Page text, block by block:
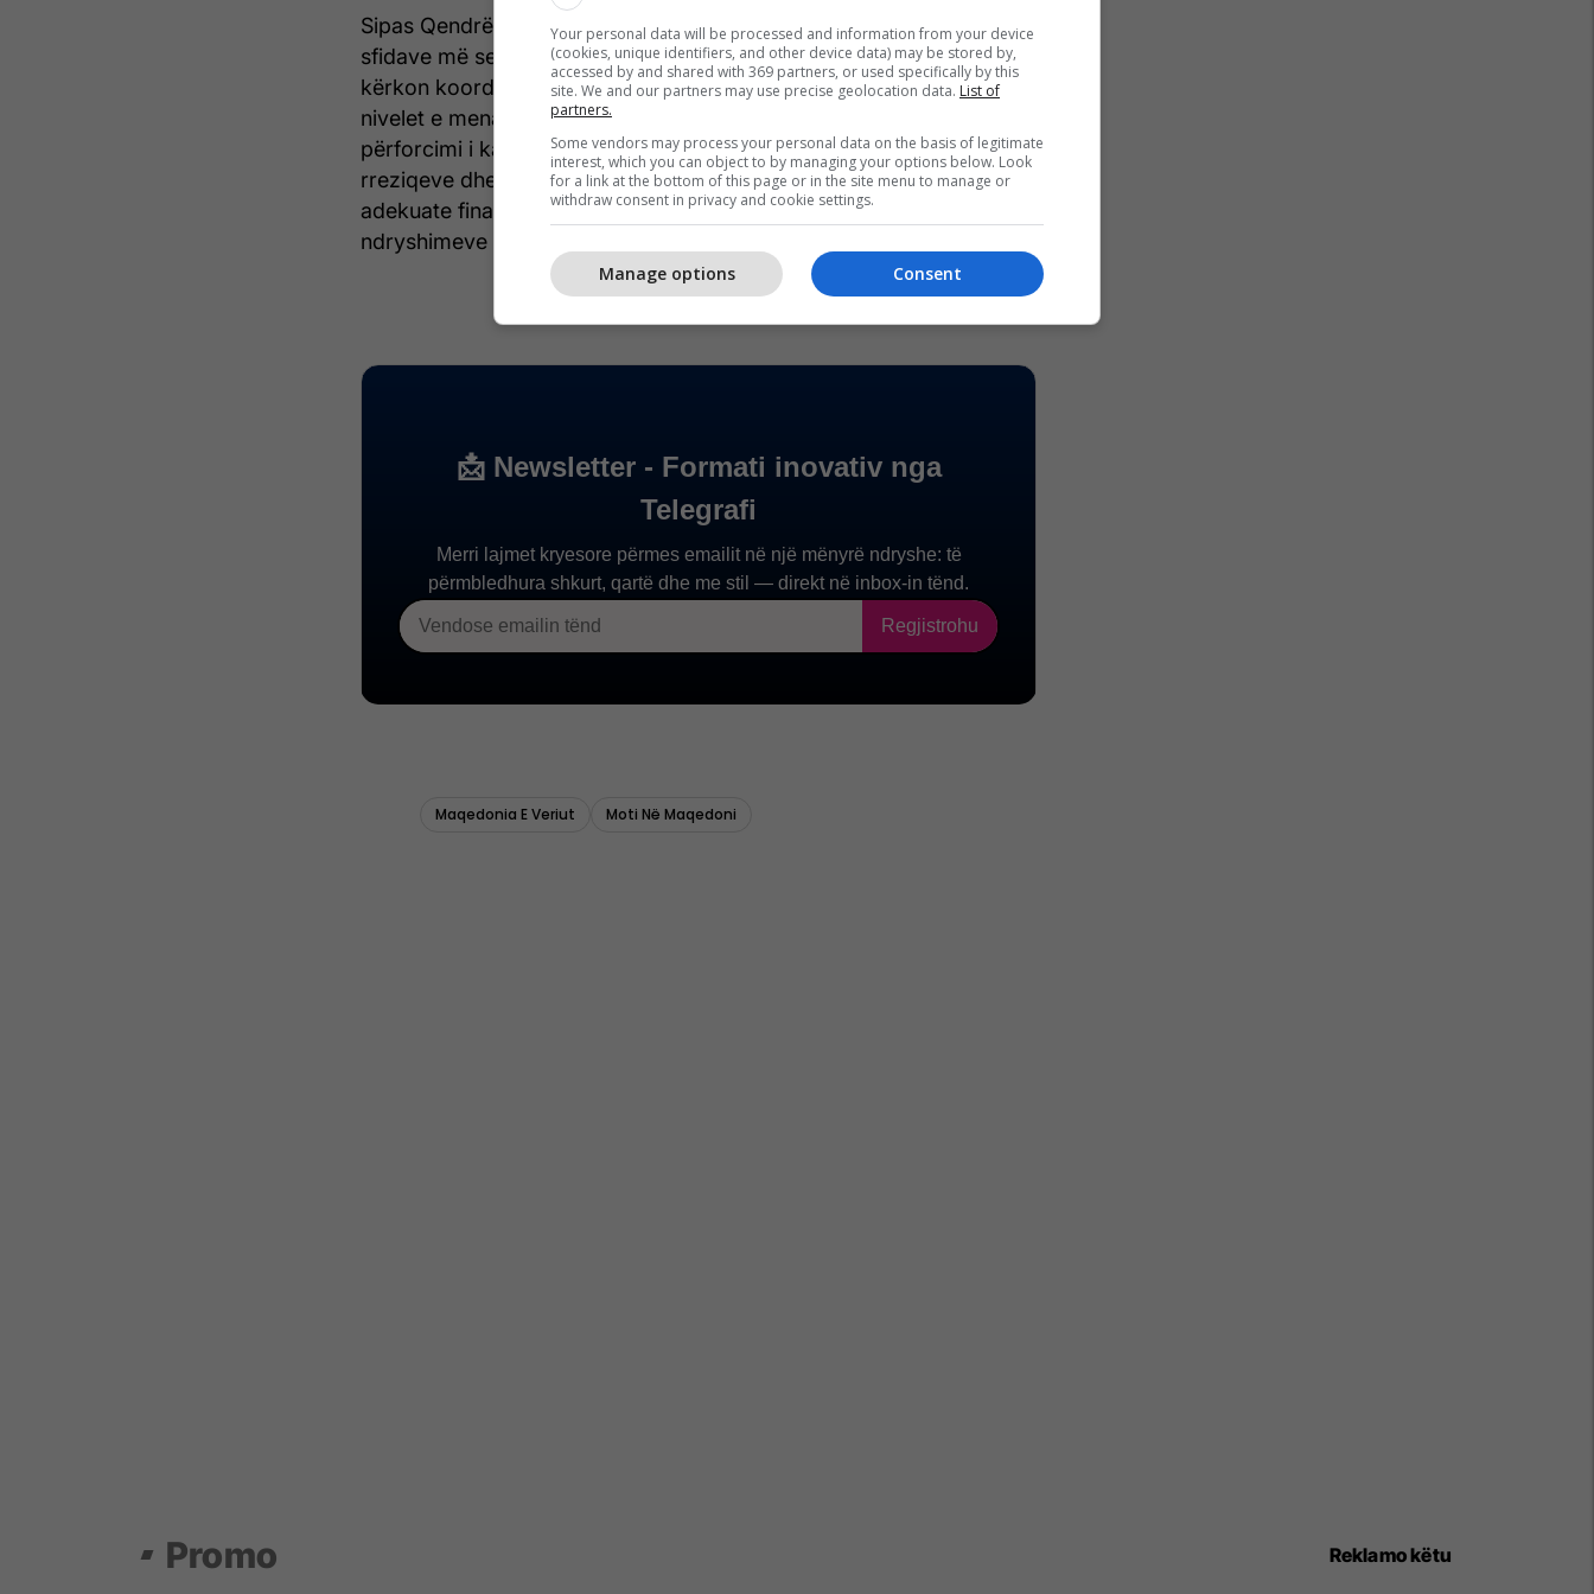
Sipas Qendrës për ndryshime klimatike, thatësia mbetet një prej
sfidave më serioze të ndryshimeve bashkëkohore klimatike, që
kërkon koordinim, përgjigje të saktë dhe të integruar në të gjitha
nivelet e menaxhimit. Në atë drejtim, është i domosdoshëm
përforcimi i kapaciteteve institucionale dhe lokale për vlerësim të
rreziqeve dhe planifikimit strategjik, si dhe sigurimit të mjeteve
adekuate financiare për zbatim të masave të adaptimit ndaj
ndryshimeve klimatike, thonë nga atje.
Your personal data will be processed and information from your device
(cookies, unique identifiers, and other device data) may be stored by,
accessed by and shared with 369 partners, or used specifically by this
site. We and our partners may use precise geolocation data. List of
partners.
Some vendors may process your personal data on the basis of legitimate
interest, which you can object to by managing your options below. Look
for a link at the bottom of this page or in the site menu to manage or
withdraw consent in privacy and cookie settings.
Consent
Manage options